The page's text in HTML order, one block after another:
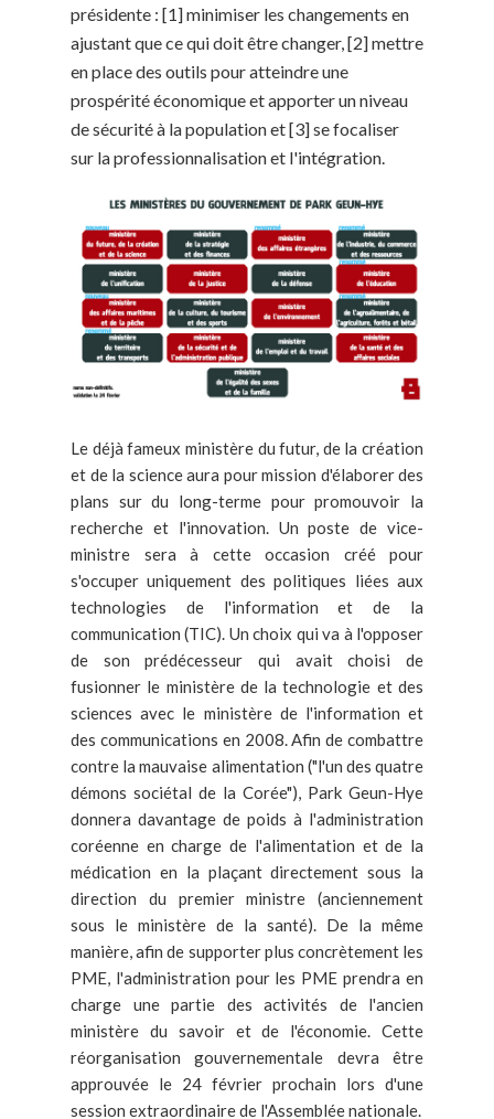
présidente : [1] minimiser les changements en
ajustant que ce qui doit être changer, [2] mettre
en place des outils pour atteindre une
prospérité économique et apporter un niveau
de sécurité à la population et [3] se focaliser
sur la professionnalisation et l'intégration.
Le déjà fameux ministère du futur, de la création
et de la science aura pour mission d'élaborer des
plans sur du long-terme pour promouvoir la
recherche et l'innovation. Un poste de vice-
ministre sera à cette occasion créé pour
s'occuper uniquement des politiques liées aux
technologies de l'information et de la
communication (TIC). Un choix qui va à l'opposer
de son prédécesseur qui avait choisi de
fusionner le ministère de la technologie et des
sciences avec le ministère de l'information et
des communications en 2008. Afin de combattre
contre la mauvaise alimentation ("l'un des quatre
démons sociétal de la Corée"), Park Geun-Hye
donnera davantage de poids à l'administration
coréenne en charge de l'alimentation et de la
médication en la plaçant directement sous la
direction du premier ministre (anciennement
sous le ministère de la santé). De la même
manière, afin de supporter plus concrètement les
PME, l'administration pour les PME prendra en
charge une partie des activités de l'ancien
ministère du savoir et de l'économie. Cette
réorganisation gouvernementale devra être
approuvée le 24 février prochain lors d'une
session extraordinaire de l'Assemblée nationale.